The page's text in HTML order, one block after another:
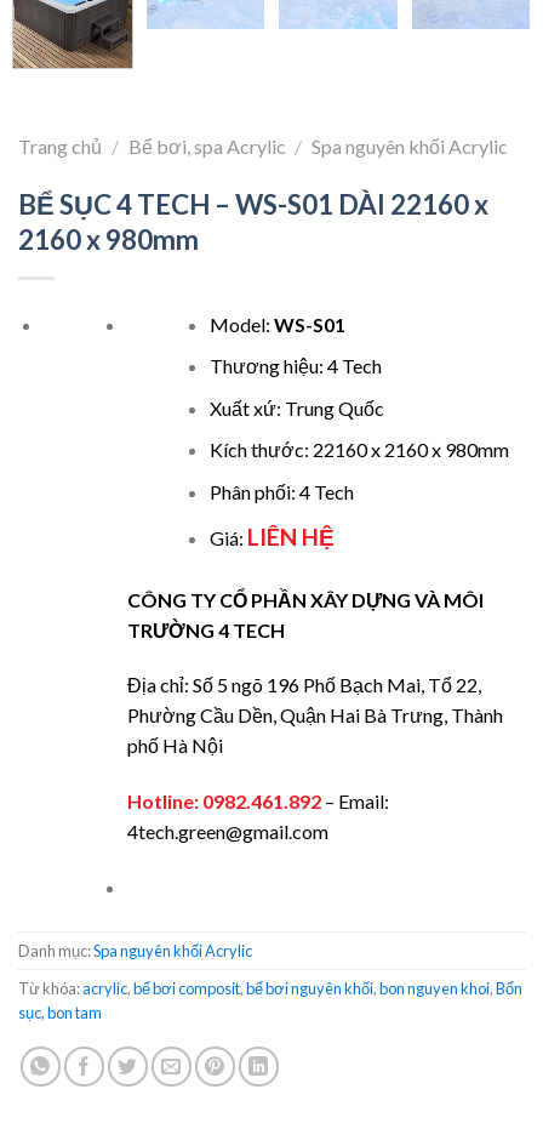
Trang chủ / Bể bơi, spa Acrylic / Spa nguyên khối Acrylic
BỂ SỤC 4 TECH – WS-S01 DÀI 22160 x
2160 x 980mm
Model:WS-S01
Thương hiệu: 4 Tech
Xuất xứ: Trung Quốc
Kích thước: 22160 x 2160 x 980mm
Phân phối: 4 Tech
Giá: LIÊN HỆ
CÔNG TY CỔ PHẦN XÂY DỰNG VÀ MÔI
TRƯỜNG 4 TECH
Địa chỉ: Số 5 ngõ 196 Phố Bạch Mai, Tổ 22,
Phường Cầu Dền, Quận Hai Bà Trưng, Thành
phố Hà Nội
Hotline: 0982.461.892– Email:
4tech.green@gmail.com
Danh mục:Spa nguyên khối Acrylic
Từ khóa:acrylic,bể bơi composit,bể bơi nguyên khối,bon nguyen khoi,Bổn
sục,bon tam